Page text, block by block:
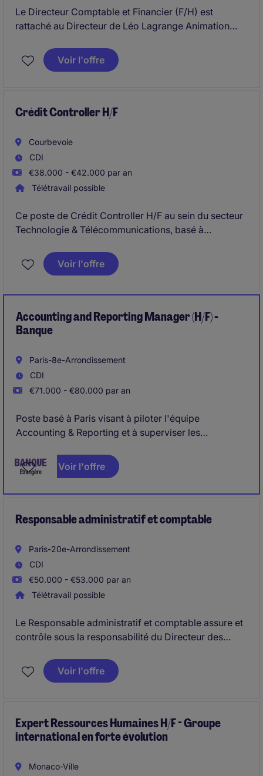
Le Directeur Comptable et Financier (F/H) est
rattaché au Directeur de Léo Lagrange Animation
Financier Groupe et sera en charge de tenir la
comptabilité de Léo Lagrange Animation
Voir l'offre
Crédit Controller H/F
Courbevoie
CDI
€38.000 - €42.000 par an
Télétravail possible
Ce poste de Crédit Controller H/F au sein du secteur
Technologie & Télécommunications, basé à
comptes clients et à minimiser les risques financiers.
Vous serez en charge des processus de
trésorerie.
Voir l'offre
Accounting and Reporting Manager (H/F) -
Banque
Paris-8e-Arrondissement
CDI
€71.000 - €80.000 par an
Poste basé à Paris visant à piloter l'équipe
Accounting & Reporting et à superviser les
performance, en lien étroit avec le siège.
Responsable du contrôle financier, du budget, de la
interne et de conseil stratégique
Voir l'offre
Responsable administratif et comptable
Paris-20e-Arrondissement
CDI
€50.000 - €53.000 par an
Télétravail possible
Le Responsable administratif et comptable assure et
contrôle sous la responsabilité du Directeur des
de l'Association, la gestion financière, comptable,
budgétaire et administrative des 3 établissements.
Voir l'offre
Expert Ressources Humaines H/F - Groupe
international en forte évolution
Monaco-Ville